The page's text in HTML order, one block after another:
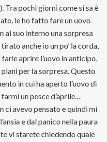
Tra pochi giorni come si sa è
le ho fatto fare un uovo
al suo interno una sorpresa
anche io un po’ la corda,
aprire l’uovo in anticipo,
per la sorpresa. Questo
in cui ha aperto l’uovo di
un pesce d’aprile…
ci avevo pensato e quindi mi
e dal panico nella paura
vi starete chiedendo quale